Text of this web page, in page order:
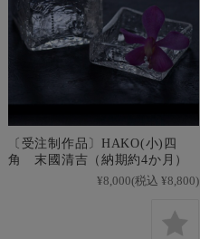
〔受注制作品〕HAKO(小)四
角 末國清吉（納期約4か月）
¥8,000(税込 ¥8,800)